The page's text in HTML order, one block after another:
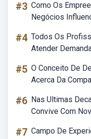
#3 Como Os
Negócios
#4 Todos Os
Atender
#5 O Conceito De
Acerca Da
#6 Nas Ultimas
Convive Com
#7 Campo De